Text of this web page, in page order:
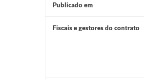
Publicado em
Fiscais e gestores do contrato